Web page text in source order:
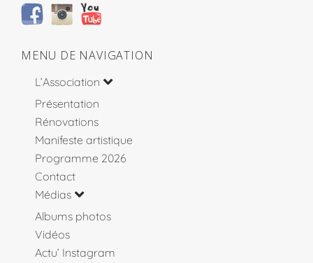
MENU DE NAVIGATION
L’Association
Présentation
Rénovations
Manifeste artistique
Programme 2026
Contact
Médias
Albums photos
Vidéos
Actu’ Instagram